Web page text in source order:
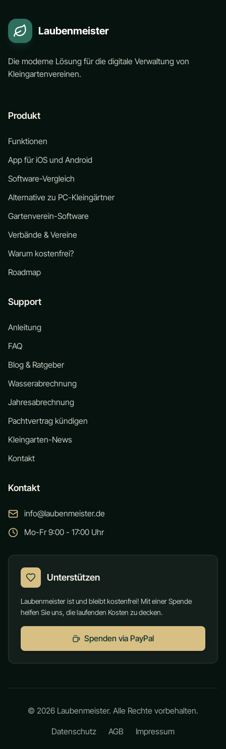
Laubenmeister
Die moderne Lösung für die digitale Verwaltung von
Kleingartenvereinen.
Produkt
Funktionen
App für iOS und Android
Software-Vergleich
Alternative zu PC-Kleingärtner
Gartenverein-Software
Verbände & Vereine
Warum kostenfrei?
Roadmap
Support
Anleitung
FAQ
Blog & Ratgeber
Wasserabrechnung
Jahresabrechnung
Pachtvertrag kündigen
Kleingarten-News
Kontakt
Kontakt
info@laubenmeister.de
Mo-Fr 9:00 - 17:00 Uhr
Unterstützen
Laubenmeister ist und bleibt kostenfrei! Mit einer Spende
helfen Sie uns, die laufenden Kosten zu decken.
Spenden via PayPal
© 2026 Laubenmeister. Alle Rechte vorbehalten.
Datenschutz AGB Impressum